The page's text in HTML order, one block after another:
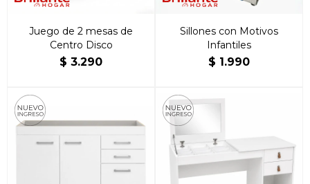
Juego de 2 mesas de
Centro Disco
$ 3.290
Sillones con Motivos
Infantiles
$ 1.990